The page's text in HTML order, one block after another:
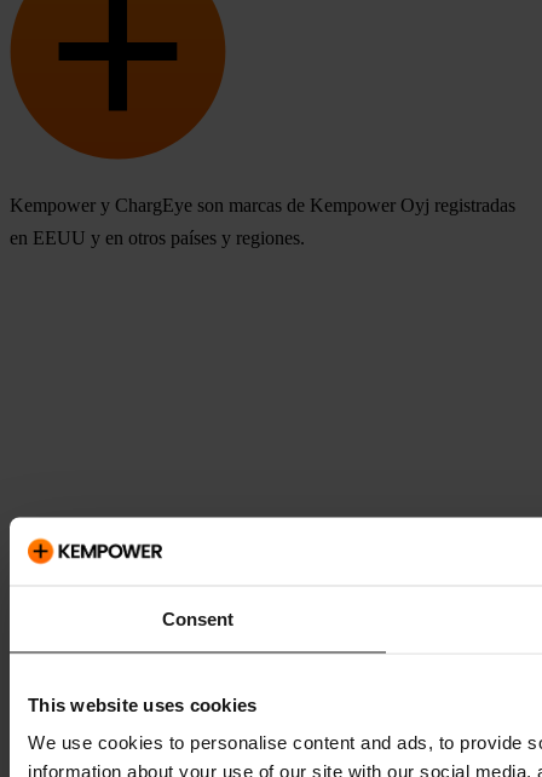
Consent
This website uses cookies
We use cookies to personalise content and ads, to provide
information about your use of our site with our social
Kempower y ChargEye son marcas de Kempower Oyj registradas
en EEUU y en otros países y regiones.